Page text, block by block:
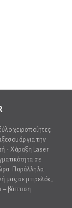
χειροποίητες
για την
- Χάραξη Laser
σε
Παράλληλα
μας σε μπρελόκ,
– βάπτιση